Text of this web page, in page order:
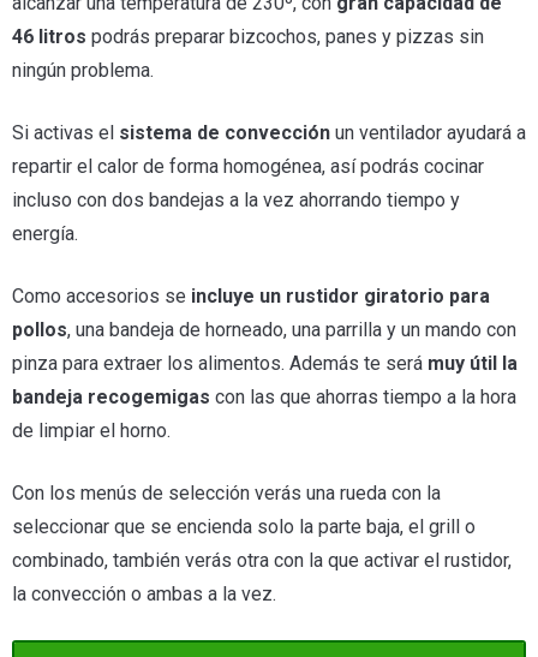
46 litros podrás preparar bizcochos, panes y pizzas sin
ningún problema.
Si activas el sistema de convección un ventilador ayudará a
repartir el calor de forma homogénea, así podrás cocinar
incluso con dos bandejas a la vez ahorrando tiempo y
energía.
Como accesorios se incluye un rustidor giratorio para
pollos, una bandeja de horneado, una parrilla y un mando con
pinza para extraer los alimentos. Además te será muy útil la
bandeja recogemigas con las que ahorras tiempo a la hora
de limpiar el horno.
Con los menús de selección verás una rueda con la
seleccionar que se encienda solo la parte baja, el grill o
combinado, también verás otra con la que activar el rustidor,
la convección o ambas a la vez.